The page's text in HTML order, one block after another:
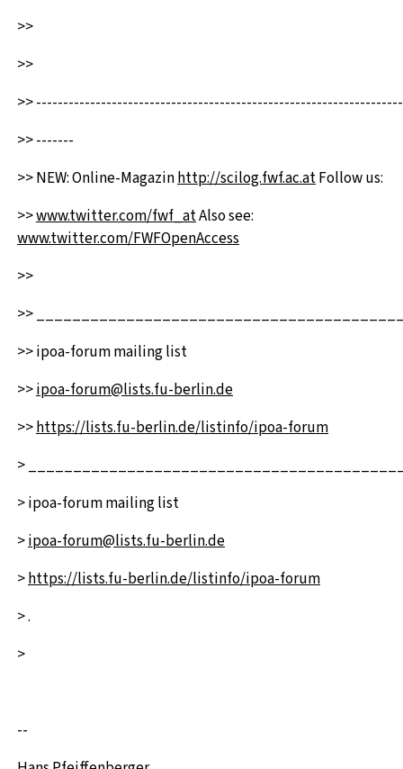
>>
>>
>>
>> -------
>> NEW: Online-Magazinhttp://scilog.fwf.ac.atFollow us:
>>www.twitter.com/fwf_atAlso see:
www.twitter.com/FWFOpenAccess
>>
>>
>> ipoa-forum mailing list
>>ipoa-forum@lists.fu-berlin.de
>>https://lists.fu-berlin.de/listinfo/ipoa-forum
>
> ipoa-forum mailing list
>ipoa-forum@lists.fu-berlin.de
>https://lists.fu-berlin.de/listinfo/ipoa-forum
> .
>
--